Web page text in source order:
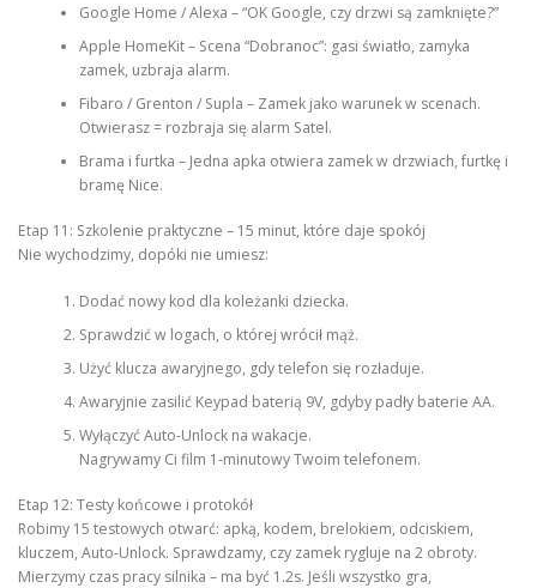
Google Home / Alexa – “OK Google, czy drzwi są zamknięte?”
Apple HomeKit – Scena “Dobranoc”: gasi światło, zamyka
zamek, uzbraja alarm.
Fibaro / Grenton / Supla – Zamek jako warunek w scenach.
Otwierasz = rozbraja się alarm Satel.
Brama i furtka – Jedna apka otwiera zamek w drzwiach, furtkę i
bramę Nice.
Etap 11: Szkolenie praktyczne – 15 minut, które daje spokój
Nie wychodzimy, dopóki nie umiesz:
Dodać nowy kod dla koleżanki dziecka.
Sprawdzić w logach, o której wrócił mąż.
Użyć klucza awaryjnego, gdy telefon się rozładuje.
Awaryjnie zasilić Keypad baterią 9V, gdyby padły baterie AA.
Wyłączyć Auto-Unlock na wakacje.
Nagrywamy Ci film 1-minutowy Twoim telefonem.
Etap 12: Testy końcowe i protokół
Robimy 15 testowych otwarć: apką, kodem, brelokiem, odciskiem,
kluczem, Auto-Unlock. Sprawdzamy, czy zamek rygluje na 2 obroty.
Mierzymy czas pracy silnika – ma być 1.2s. Jeśli wszystko gra,